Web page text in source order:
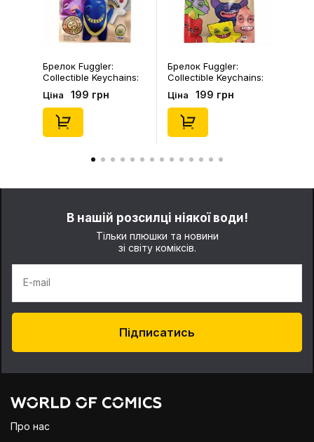
Брелок Fuggler:
Collectible Keychains:
Gold Edition: Series 3
(Blind Box: 1 з 24),
(11550)
Ціна 199 грн
Брелок Fuggler:
Collectible Keychains:
Series 2 (Blind Box: 1 з
46), (15475)
Ціна 199 грн
В нашій розсилці ніякої води!
Тільки плюшки та новини
зі світу коміксів.
E-mail
Підписатись
Про нас